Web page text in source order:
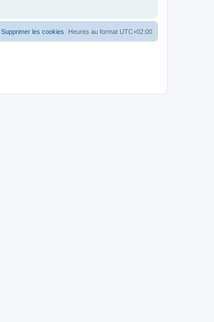
Heures au format UTC+02:00
Supprimer les cookies